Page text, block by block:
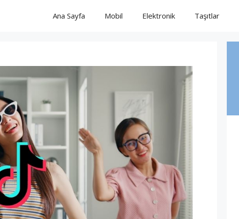
Ana Sayfa Mobil Elektronik Taşıtlar